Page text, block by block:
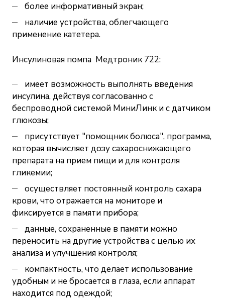
более информативный экран;
наличие устройства, облегчающего
применение катетера.
Инсулиновая помпа Медтроник 722:
имеет возможность выполнять введения
инсулина, действуя согласованно с
беспроводной системой МиниЛинк и с датчиком
глюкозы;
присутствует "помощник болюса", программа,
которая вычисляет дозу сахароснижающего
препарата на прием пищи и для контроля
гликемии;
осуществляет постоянный контроль сахара
крови, что отражается на мониторе и
фиксируется в памяти прибора;
данные, сохраненные в памяти можно
переносить на другие устройства с целью их
анализа и улучшения контроля;
компактность, что делает использование
удобным и не бросается в глаза, если аппарат
находится под одеждой;